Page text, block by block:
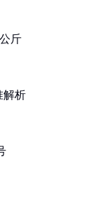
斤
解析